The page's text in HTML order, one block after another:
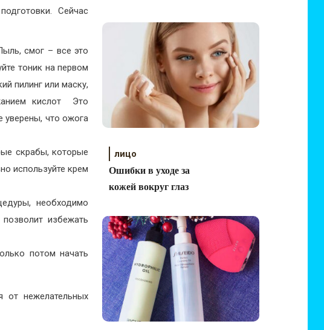
Сейчас
смог – все это
тоник на первом
пилинг или маску,
кислот Это
уверены, что ожога
скрабы, которые
используйте крем
необходимо
избежать
потом начать
от нежелательных
лицо
Ошибки в уходе за
кожей вокруг глаз